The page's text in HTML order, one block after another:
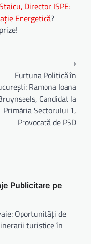
Director ISPE:
Energetică?
Furtuna Politică în
Ramona Ioana
Candidat la
Primăria Sectorului 1,
Provocată de PSD
⟶
Publicitare pe
Oportunități de
turistice în